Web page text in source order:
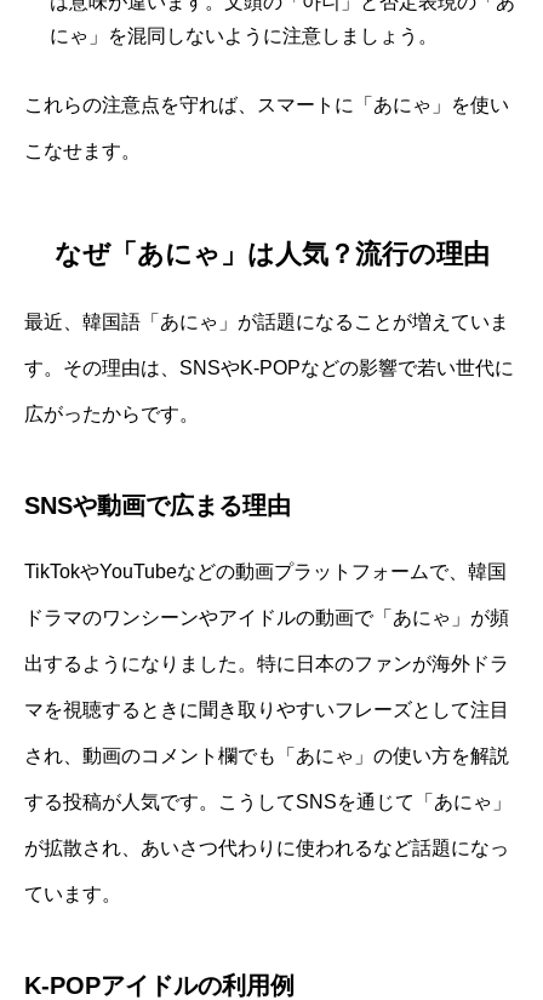
にゃ」を混同しないように注意しましょう。
これらの注意点を守れば、スマートに「あにゃ」を使い
こなせます。
なぜ「あにゃ」は人気？流行の理由
最近、韓国語「あにゃ」が話題になることが増えていま
す。その理由は、SNSやK-POPなどの影響で若い世代に
広がったからです。
SNSや動画で広まる理由
TikTokやYouTubeなどの動画プラットフォームで、韓国
ドラマのワンシーンやアイドルの動画で「あにゃ」が頻
出するようになりました。特に日本のファンが海外ドラ
マを視聴するときに聞き取りやすいフレーズとして注目
され、動画のコメント欄でも「あにゃ」の使い方を解説
する投稿が人気です。こうしてSNSを通じて「あにゃ」
が拡散され、あいさつ代わりに使われるなど話題になっ
ています。
K-POPアイドルの利用例